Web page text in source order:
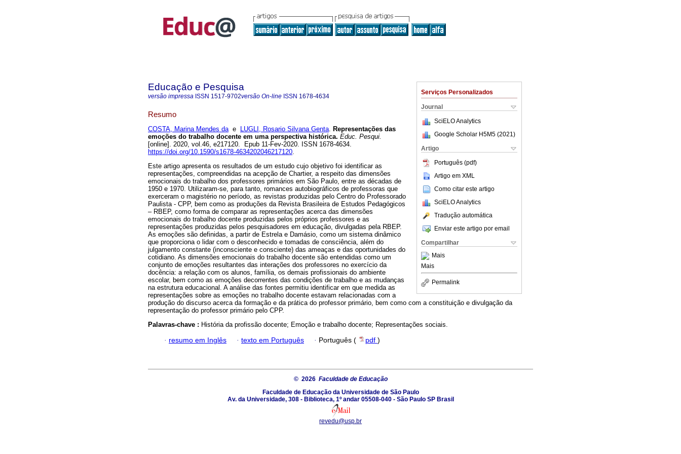
Serviços Personalizados
Journal
SciELO Analytics
Google Scholar H5M5 (2021 )
Artigo
Português (pdf)
Artigo em XML
Como citar este artigo
SciELO Analytics
Tradução automática
Enviar este artigo por email
Compartilhar
Mais
Mais
Permalink
Educação e Pesquisa
versão impressa ISSN 1517-9702versão On-line ISSN 1678-4634
Resumo
COSTA, Marina Mendes dae LUGLI, Rosario Silvana Genta. Representações das
emoções do trabalho docente em uma perspectiva histórica. Educ. Pesqui.
[online]. 2020, vol.46, e217120. Epub 11-Fev-2020. ISSN 1678-4634.
https://doi.org/10.1590/s1678-4634202046217120.
Este artigo apresenta os resultados de um estudo cujo objetivo foi identificar as
representações, compreendidas na acepção de Chartier, a respeito das dimensões
emocionais do trabalho dos professores primários em São Paulo, entre as décadas de
1950 e 1970. Utilizaram-se, para tanto, romances autobiográficos de professoras que
exerceram o magistério no período, as revistas produzidas pelo Centro do Professorado
Paulista - CPP, bem como as produções da Revista Brasileira de Estudos Pedagógicos
– RBEP, como forma de comparar as representações acerca das dimensões
emocionais do trabalho docente produzidas pelos próprios professores e as
representações produzidas pelos pesquisadores em educação, divulgadas pela RBEP.
As emoções são definidas, a partir de Estrela e Damásio, como um sistema dinâmico
que proporciona o lidar com o desconhecido e tomadas de consciência, além do
julgamento constante (inconsciente e consciente) das ameaças e das oportunidades do
cotidiano. As dimensões emocionais do trabalho docente são entendidas como um
conjunto de emoções resultantes das interações dos professores no exercício da
docência: a relação com os alunos, família, os demais profissionais do ambiente
escolar, bem como as emoções decorrentes das condições de trabalho e as mudanças
na estrutura educacional. A análise das fontes permitiu identificar em que medida as
representações sobre as emoções no trabalho docente estavam relacionadas com a
produção do discurso acerca da formação e da prática do professor primário, bem como com a constituição e divulgação da
representação do professor primário pelo CPP.
Palavras-chave : História da profissão docente; Emoção e trabalho docente; Representações sociais.
· resumo em Inglês · texto em Português · Português ( pdf )
© 2026 Faculdade de Educação
Faculdade de Educação da Universidade de São Paulo
Av. da Universidade, 308 - Biblioteca, 1º andar 05508-040 - São Paulo SP Brasil
revedu@usp.br